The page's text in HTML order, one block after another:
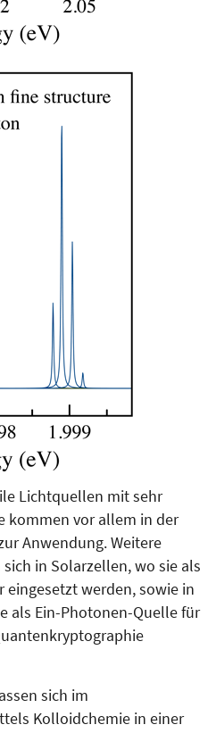
Lichtquel­len mit sehr
kommen vor allem in der
An­wen­dung. Weitere
in Solarzellen, wo sie als
werden, sowie in
als Ein-Photonen-Quelle für
sich im
Kolloidchemie in einer